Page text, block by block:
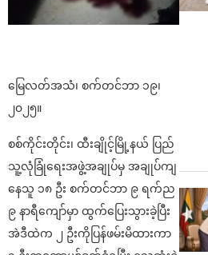
မြေလတ်အသံ၊ စက်တင်ဘာ ၁၉၊
၂၀၂၅။
စစ်ကိုင်းတိုင်း၊ ထီးချိုင့်မြို့နယ် ပြည်
သူ့လုံခြုံရေးအဖွဲ့အချုပ်မှ အချုပ်ကျ
နေသူ ၁၈ ဦး စက်တင်ဘာ ၉ ရက်ည
၉ နာရီကျော်မှာ ထွက်ပြေးသွားခဲ့ပြီး
အဲဒီထဲက ၂ ဦးကိုပြန်ဖမ်းမိထားကာ